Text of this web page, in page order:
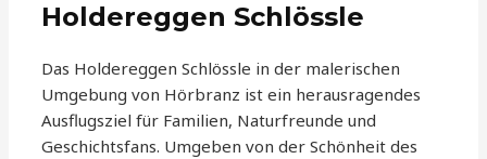
Holdereggen Schlössle
Das Holdereggen Schlössle in der malerischen
Umgebung von Hörbranz ist ein herausragendes
Ausflugsziel für Familien, Naturfreunde und
Geschichtsfans. Umgeben von der Schönheit des